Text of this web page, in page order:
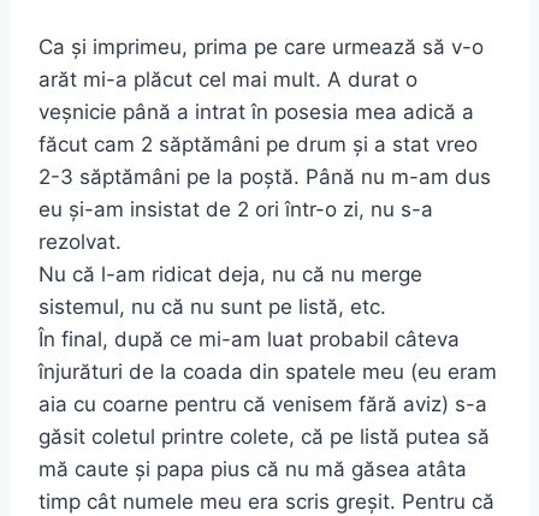
Ca și imprimeu, prima pe care urmează să v-o
arăt mi-a plăcut cel mai mult. A durat o
veșnicie până a intrat în posesia mea adică a
făcut cam 2 săptămâni pe drum și a stat vreo
2-3 săptămâni pe la poștă. Până nu m-am dus
eu și-am insistat de 2 ori într-o zi, nu s-a
rezolvat.
Nu că l-am ridicat deja, nu că nu merge
sistemul, nu că nu sunt pe listă, etc.
În final, după ce mi-am luat probabil câteva
înjurături de la coada din spatele meu (eu eram
aia cu coarne pentru că venisem fără aviz) s-a
găsit coletul printre colete, că pe listă putea să
mă caute și papa pius că nu mă găsea atâta
timp cât numele meu era scris greșit. Pentru că